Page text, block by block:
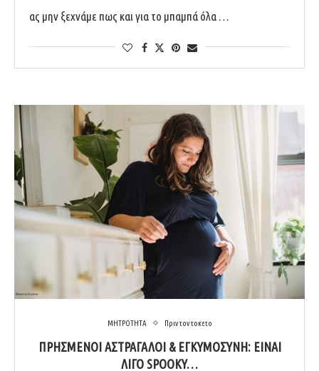
ας μην ξεχνάμε πως και για το μπαμπά όλα …
ΜΗΤΡΟΤΗΤΑ Πριν τον τοκετο
ΠΡΗΣΜΕΝΟΙ ΑΣΤΡΑΓΑΛΟΙ & ΕΓΚΥΜΟΣΥΝΗ: ΕΙΝΑΙ
ΛΙΓΟ SPOOKY…